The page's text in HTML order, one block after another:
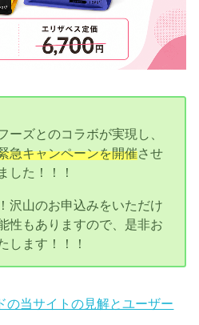
ーズとのコラボが実現し、
急キャンペーンを開催させ
した！！！
沢山のお申込みをいただけ
性もありますので、是非お
します！！！
の当サイトの見解とユーザー